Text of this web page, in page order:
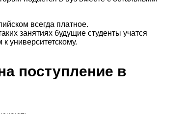
всегда платное.
занятиях будущие студенты учатся
университетскому.
поступление в